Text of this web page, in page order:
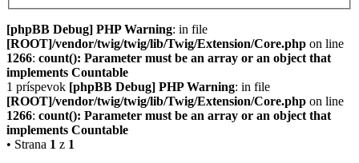
[phpBB Debug] PHP Warning: in file
[ROOT]/vendor/twig/twig/lib/Twig/Extension/Core.php on line
1266: count(): Parameter must be an array or an object that
implements Countable
1 príspevok [phpBB Debug] PHP Warning: in file
[ROOT]/vendor/twig/twig/lib/Twig/Extension/Core.php on line
1266: count(): Parameter must be an array or an object that
implements Countable
• Strana 1 z 1